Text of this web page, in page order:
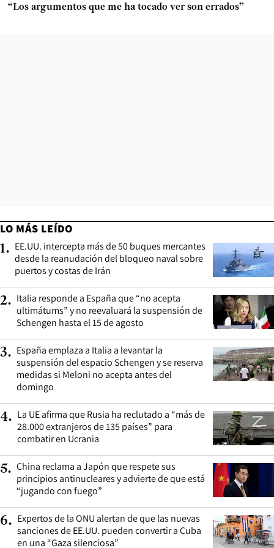
“Los argumentos que me ha tocado ver son errados”
LO MÁS LEÍDO
1. EE.UU. intercepta más de 50 buques mercantes
desde la reanudación del bloqueo naval sobre
puertos y costas de Irán
2. Italia responde a España que “no acepta
ultimátums” y no reevaluará la suspensión de
Schengen hasta el 15 de agosto
3. España emplaza a Italia a levantar la
suspensión del espacio Schengen y se reserva
medidas si Meloni no acepta antes del
domingo
4. La UE afirma que Rusia ha reclutado a “más de
28.000 extranjeros de 135 países” para
combatir en Ucrania
5. China reclama a Japón que respete sus
principios antinucleares y advierte de que está
“jugando con fuego”
6. Expertos de la ONU alertan de que las nuevas
sanciones de EE.UU. pueden convertir a Cuba
en una “Gaza silenciosa”